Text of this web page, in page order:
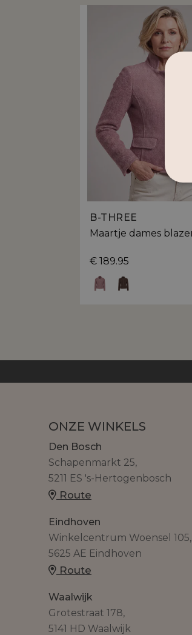
B-THREE
€ 189.95
ONZE WINKELS
Den Bosch
Schapenmarkt 25,
5211 ES 's-Hertogenbosch
Route
Eindhoven
Winkelcentrum Woensel 105,
5625 AE Eindhoven
Route
Waalwijk
Grotestraat 178,
5141 HD Waalwijk